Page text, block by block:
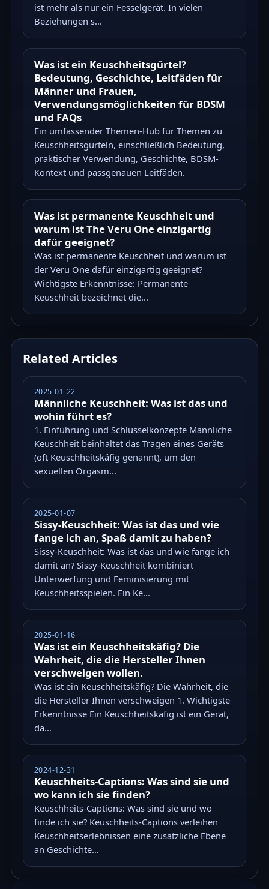
ist mehr als nur ein Fesselgerät. In vielen
Beziehungen s...
Was ist ein Keuschheitsgürtel?
Bedeutung, Geschichte, Leitfäden für
Männer und Frauen,
Verwendungsmöglichkeiten für BDSM
und FAQs
Ein umfassender Themen-Hub für Themen zu
Keuschheitsgürteln, einschließlich Bedeutung,
praktischer Verwendung, Geschichte, BDSM-
Kontext und passgenauen Leitfäden.
Was ist permanente Keuschheit und
warum ist The Veru One einzigartig
dafür geeignet?
Was ist permanente Keuschheit und warum ist
der Veru One dafür einzigartig geeignet?
Wichtigste Erkenntnisse: Permanente
Keuschheit bezeichnet die...
Related Articles
2025-01-22
Männliche Keuschheit: Was ist das und
wohin führt es?
1. Einführung und Schlüsselkonzepte Männliche
Keuschheit beinhaltet das Tragen eines Geräts
(oft Keuschheitskäfig genannt), um den
sexuellen Orgasm...
2025-01-07
Sissy-Keuschheit: Was ist das und wie
fange ich an, Spaß damit zu haben?
Sissy-Keuschheit: Was ist das und wie fange ich
damit an? Sissy-Keuschheit kombiniert
Unterwerfung und Feminisierung mit
Keuschheitsspielen. Ein Ke...
2025-01-16
Was ist ein Keuschheitskäfig? Die
Wahrheit, die die Hersteller Ihnen
verschweigen wollen.
Was ist ein Keuschheitskäfig? Die Wahrheit, die
die Hersteller Ihnen verschweigen 1. Wichtigste
Erkenntnisse Ein Keuschheitskäfig ist ein Gerät,
da...
2024-12-31
Keuschheits-Captions: Was sind sie und
wo kann ich sie finden?
Keuschheits-Captions: Was sind sie und wo
finde ich sie? Keuschheits-Captions verleihen
Keuschheitserlebnissen eine zusätzliche Ebene
an Geschichte...